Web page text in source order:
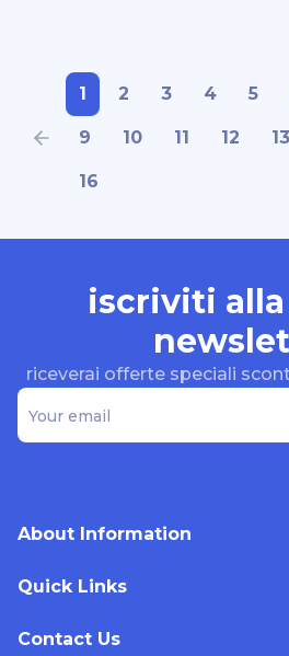
1 2 3 4 5
9 10 11 12 13
16
iscriviti
riceverai offerte speciali
Your email
About Information
Quick Links
Contact Us